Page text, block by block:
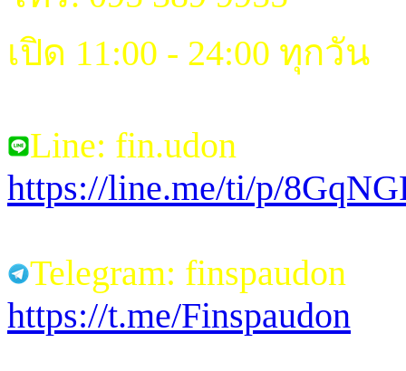
เปิด 11:00 - 24:00 ทุกวัน
Line: fin.udon
https://line.me/ti/p/
Telegram: finspaudon
https://t.me/Finspaudon